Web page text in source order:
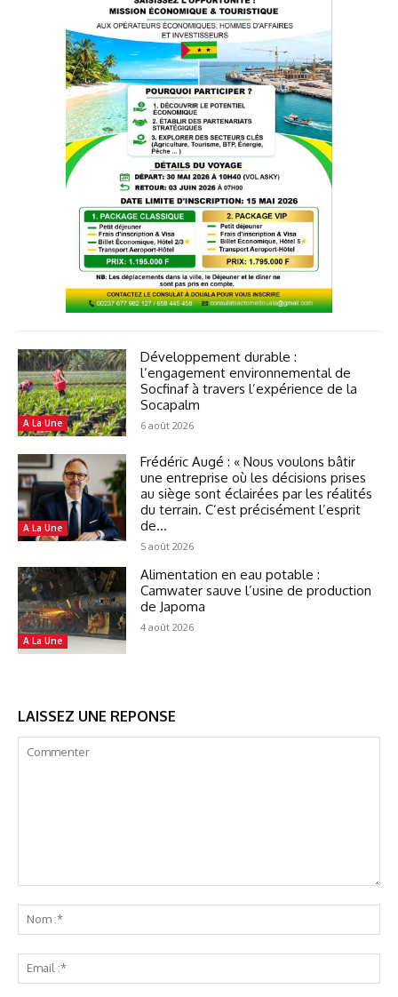
A La Une
Développement durable :
l’engagement environnemental de
Socfinaf à travers l’expérience de la
Socapalm
6 août 2026
A La Une
Frédéric Augé : « Nous voulons bâtir
une entreprise où les décisions prises
au siège sont éclairées par les réalités
du terrain. C’est précisément l’esprit
de...
5 août 2026
A La Une
Alimentation en eau potable :
Camwater sauve l’usine de production
de Japoma
4 août 2026
LAISSEZ UNE REPONSE
:*
:*